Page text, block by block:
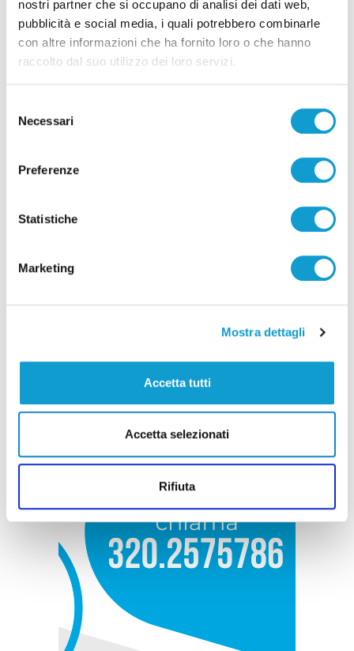
nostri partner che si occupano di analisi dei dati web,
pubblicità e social media, i quali potrebbero combinarle
con altre informazioni che ha fornito loro o che hanno
raccolto dal suo utilizzo dei loro servizi.
delNecessari
Preferenze
Statistiche
Marketing
Mostra dettagli
Accetta tutti
Accetta selezionati
Rifiuta